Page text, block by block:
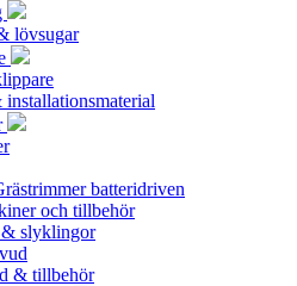
lövsugar
batteridriven
och tillbehör
slyklingor
& tillbehör